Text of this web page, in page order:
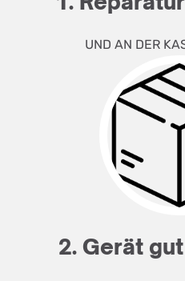
UND AN DER
2. Gerät